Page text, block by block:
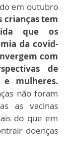
em outubro
crianças tem
que os
da covid-
com
de
e mulheres.
não foram
as vacinas
do que em
doenças